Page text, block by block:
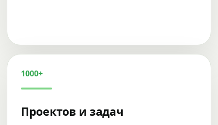
1000+
Проектов и задач